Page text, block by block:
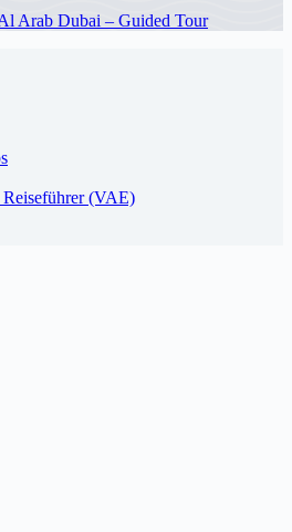
Arab Dubai – Guided Tour
(VAE)